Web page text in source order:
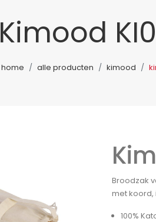
Kimood
home alle producten kimood
Broodzak
met koord,
100%